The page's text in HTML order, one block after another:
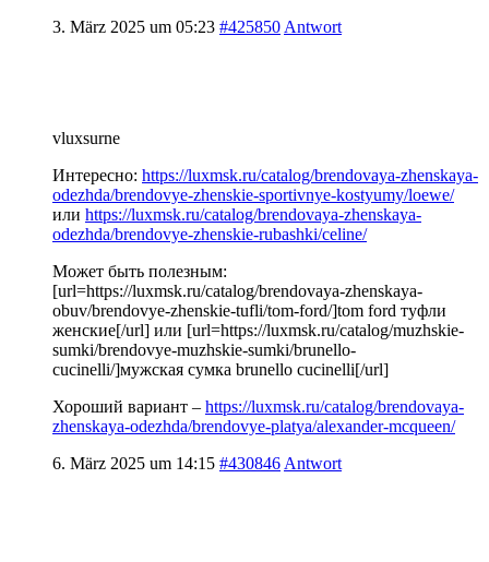
3. März 2025 um 05:23 #425850 Antwort
vluxsurne
Интересно: https://luxmsk.ru/catalog/brendovaya-zhenskaya-
odezhda/brendovye-zhenskie-sportivnye-kostyumy/loewe/
или https://luxmsk.ru/catalog/brendovaya-zhenskaya-
odezhda/brendovye-zhenskie-rubashki/celine/
Может быть полезным:
[url=https://luxmsk.ru/catalog/brendovaya-zhenskaya-
obuv/brendovye-zhenskie-tufli/tom-ford/]tom ford туфли
женские[/url] или [url=https://luxmsk.ru/catalog/muzhskie-
sumki/brendovye-muzhskie-sumki/brunello-
cucinelli/]мужская сумка brunello cucinelli[/url]
Хороший вариант – https://luxmsk.ru/catalog/brendovaya-
zhenskaya-odezhda/brendovye-platya/alexander-mcqueen/
6. März 2025 um 14:15 #430846 Antwort